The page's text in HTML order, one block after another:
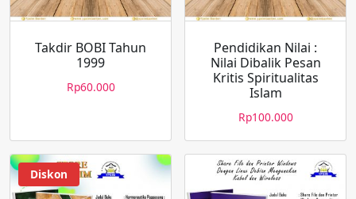
Takdir BOBI Tahun
1999
Rp60.000
Pendidikan Nilai :
Nilai Dibalik Pesan
Kritis Spiritualitas
Islam
Rp100.000
Diskon